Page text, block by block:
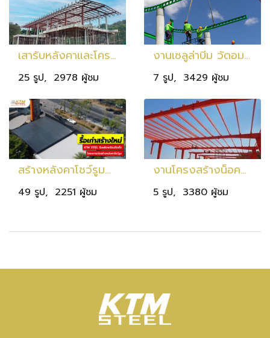
เสารับหลังคาและโครงสร้างหลังคาแบบน็อคดาวน์ โครงการ ณ บ้านเขาใหญ่
25 รูป, 2978 ผู้ชม
งานเซลูล่าบีม วัดอมตวราราม อ.ประทาย จ.นครราชสีมา
7 รูป, 3429 ผู้ชม
สร้างหลังคาโชว์รูมมิตซู รัตนหิรัญ (ปากช่อง) ขนาดพื้นที่ 300 ตารางเมตร
49 รูป, 2251 ผู้ชม
งานโครงสร้างน็อคดาว์น โชว์รูมคูโบต้า(อ.จักราช นครราชสีมา)
5 รูป, 3380 ผู้ชม